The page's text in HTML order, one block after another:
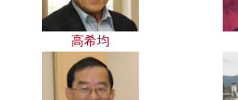
高希均